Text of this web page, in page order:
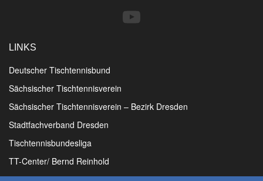
YouTube
LINKS
Deutscher Tischtennisbund
Sächsischer Tischtennisverein
Sächsischer Tischtennisverein – Bezirk Dresden
Stadtfachverband Dresden
Tischtennisbundesliga
TT-Center/ Bernd Reinhold